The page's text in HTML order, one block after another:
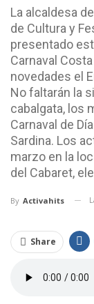
La alcaldesa
de Cultura y
presentado
Carnaval
novedades el
No faltarán la
cabalgata, los
Carnaval de
Sardina. Los
marzo en la
del Cabaret,
By Activahits
Share